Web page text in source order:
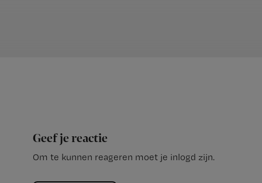
Geef je reactie
Om te kunnen reageren moet je inlogd zijn.